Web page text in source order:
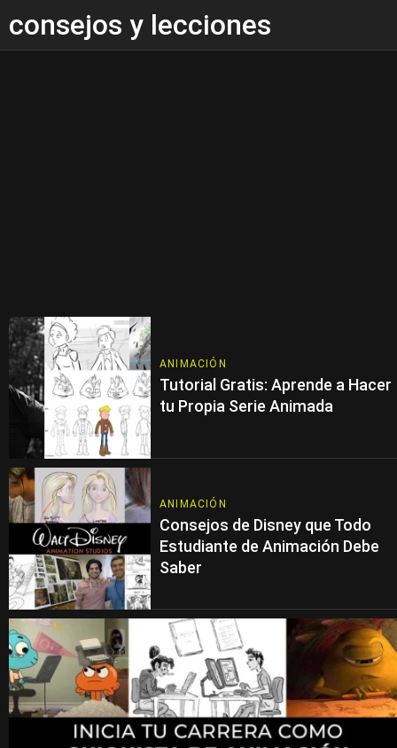
consejos y lecciones
ANIMACIÓN
Tutorial Gratis: Aprende a Hacer
tu Propia Serie Animada
ANIMACIÓN
Consejos de Disney que Todo
Estudiante de Animación Debe
Saber